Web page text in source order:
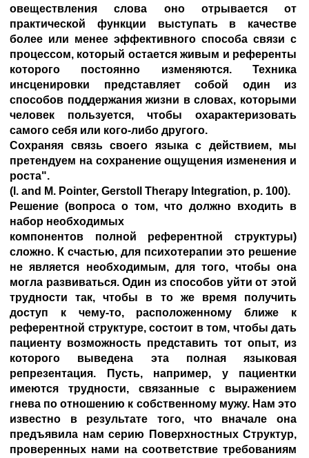
овеществления слова оно отрывается от
практической функции выступать в качестве
более или менее эффективного способа связи с
процессом, который остается живым и референты
которого постоянно изменяются. Техника
инсценировки представляет собой один из
способов поддержания жизни в словах, которыми
человек пользуется, чтобы охарактеризовать
самого себя или кого-либо другого.
Сохраняя связь своего языка с действием, мы
претендуем на сохранение ощущения изменения и
роста".
(l. and M. Pointer, Gerstoll Therapy Integration, p. 100).
Решение (вопроса о том, что должно входить в
набор необходимых
компонентов полной референтной структуры)
сложно. К счастью, для психотерапии это решение
не является необходимым, для того, чтобы она
могла развиваться. Один из способов уйти от этой
трудности так, чтобы в то же время получить
доступ к чему-то, расположенному ближе к
референтной структуре, состоит в том, чтобы дать
пациенту возможность представить тот опыт, из
которого выведена эта полная языковая
репрезентация. Пусть, например, у пациентки
имеются трудности, связанные с выражением
гнева по отношению к собственному мужу. Нам это
известно в результате того, что вначале она
предъявила нам серию Поверхностных Структур,
проверенных нами на соответствие требованиям